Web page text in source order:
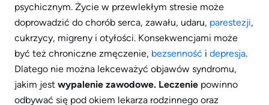
psychicznym. Życie w przewlekłym stresie może
doprowadzić do chorób serca, zawału, udaru, parestezji,
cukrzycy, migreny i otyłości. Konsekwencjami może
być też chroniczne zmęczenie, bezsenność i depresja.
Dlatego nie można lekceważyć objawów syndromu,
jakim jest wypalenie zawodowe. Leczenie powinno
odbywać się pod okiem lekarza rodzinnego oraz